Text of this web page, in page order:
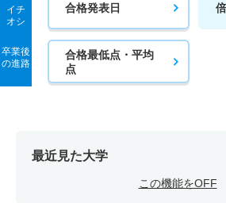
イチ
オシ
卒業後
の進路
合格発表日
合格最低点・平均
点
最近見た大学
この機能をOFF